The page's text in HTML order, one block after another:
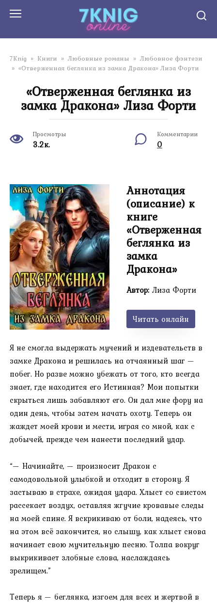
7Knig » Книги » Любовные романы » Любовное фэнтези
» «Отверженная беглянка из замка Дракона» Лиза Форти
«Отверженная беглянка из
замка Дракона» Лиза Форти
Просмотры
3.2к.
Комментарии
0
Аннотация
(описание) к
книге
«Отверженная
беглянка из
замка
Дракона»
Автор:Лиза Форти
Читать онлайн
Я не смогла выдержать мучений и издевательств в
замке Дракона и решилась на отчаянный шаг —
побег. Но разве можно убежать от того, кто всегда
знает, где находится его Истинная? Мои попытки
скрыться лишь забавляют его. Он дал мне фору на
один день, чтобы затем начать охоту. Теперь он
жаждет моей крови и мести, играя со мной, как с
добычей, прежде чем нанести последний удар.
“— Начинайте, — произносит Дракон с
самодовольной улыбкой и отходит в сторону. Я
застываю в страхе, ожидая удара. Хлыст со свистом
рассекает воздух, оставляя жгучие кровавые следы
на моей спине. Я вскрикиваю от боли, надеясь, что
на этом всё закончится, но слышу, как хлыст снова
начинает свою мучительную песню. Толпа вокруг
выкрикивает злобные слова, наслаждаясь
зрелищем.”
Теперь я — беглянка, изгоем для всех и жертвой в